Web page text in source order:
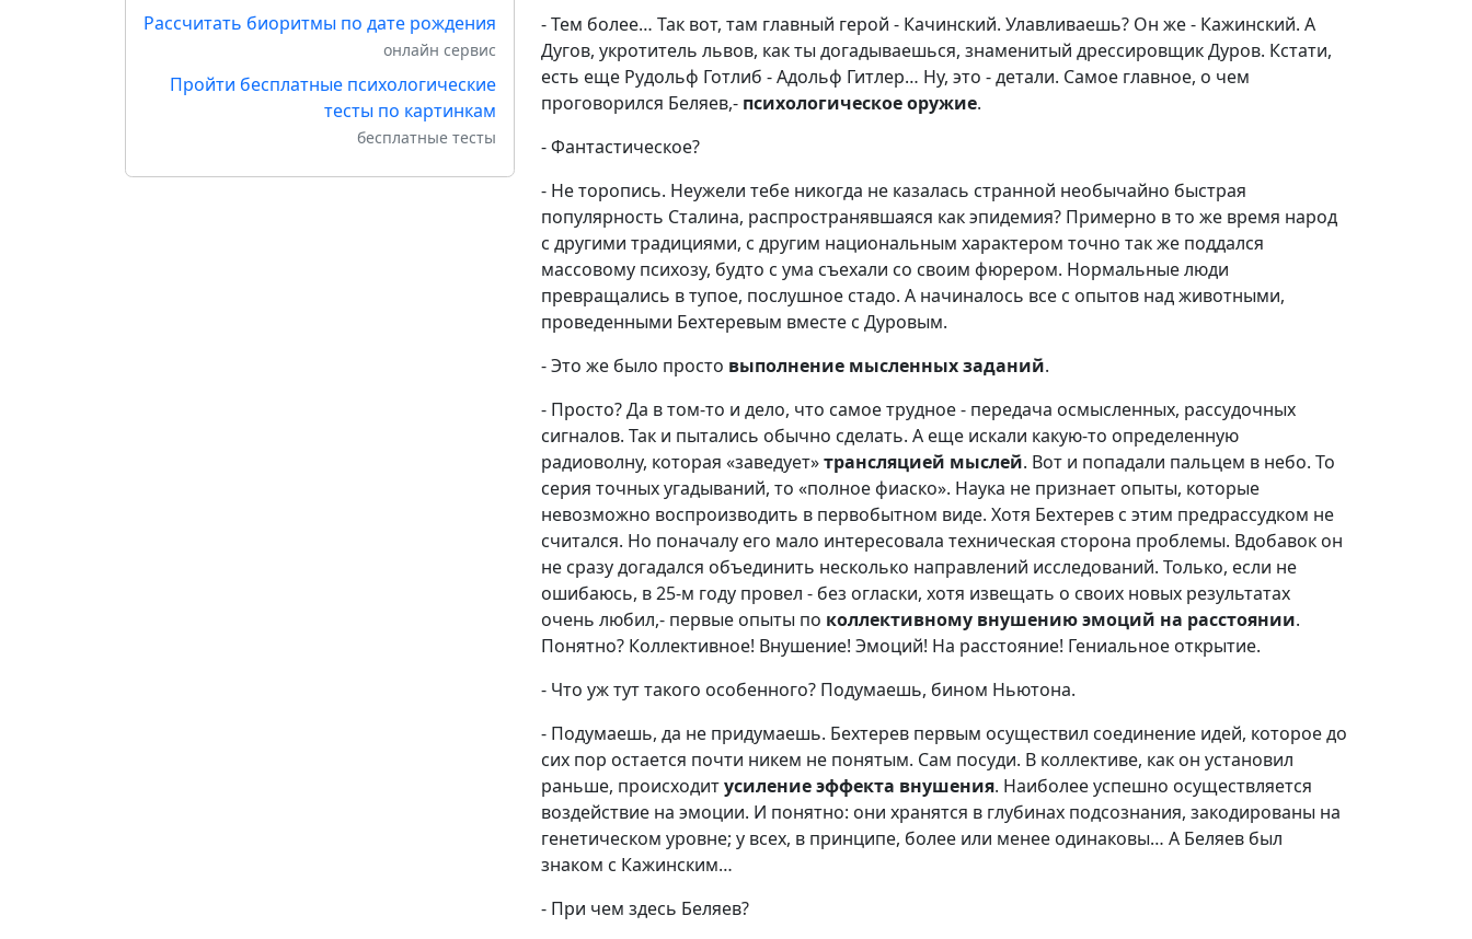
Рассчитать биоритмы по дате рождения
онлайн сервис
Пройти бесплатные психологические
тесты по картинкам
бесплатные тесты
- Тем более… Так вот, там главный герой - Качинский. Улавливаешь? Он же - Кажинский. А
Дугов, укротитель львов, как ты догадываешься, знаменитый дрессировщик Дуров. Кстати,
есть еще Рудольф Готлиб - Адольф Гитлер… Ну, это - детали. Самое главное, о чем
проговорился Беляев,- психологическое оружие.
- Фантастическое?
- Не торопись. Неужели тебе никогда не казалась странной необычайно быстрая
популярность Сталина, распространявшаяся как эпидемия? Примерно в то же время народ
с другими традициями, с другим национальным характером точно так же поддался
массовому психозу, будто с ума съехали со своим фюрером. Нормальные люди
превращались в тупое, послушное стадо. А начиналось все с опытов над животными,
проведенными Бехтеревым вместе с Дуровым.
- Это же было просто выполнение мысленных заданий.
- Просто? Да в том-то и дело, что самое трудное - передача осмысленных, рассудочных
сигналов. Так и пытались обычно сделать. А еще искали какую-то определенную
радиоволну, которая «заведует»трансляцией мыслей. Вот и попадали пальцем в небо. То
серия точных угадываний, то «полное фиаско». Наука не признает опыты, которые
невозможно воспроизводить в первобытном виде. Хотя Бехтерев с этим предрассудком не
считался. Но поначалу его мало интересовала техническая сторона проблемы. Вдобавок он
не сразу догадался объединить несколько направлений исследований. Только, если не
ошибаюсь, в 25-м году провел - без огласки, хотя извещать о своих новых результатах
очень любил,- первые опыты по коллективному внушению эмоций на расстоянии.
Понятно? Коллективное! Внушение! Эмоций! На расстояние! Гениальное открытие.
- Что уж тут такого особенного? Подумаешь, бином Ньютона.
- Подумаешь, да не придумаешь. Бехтерев первым осуществил соединение идей, которое до
сих пор остается почти никем не понятым. Сам посуди. В коллективе, как он установил
раньше, происходитусиление эффекта внушения. Наиболее успешно осуществляется
воздействие на эмоции. И понятно: они хранятся в глубинах подсознания, закодированы на
генетическом уровне; у всех, в принципе, более или менее одинаковы… А Беляев был
знаком с Кажинским…
- При чем здесь Беляев?